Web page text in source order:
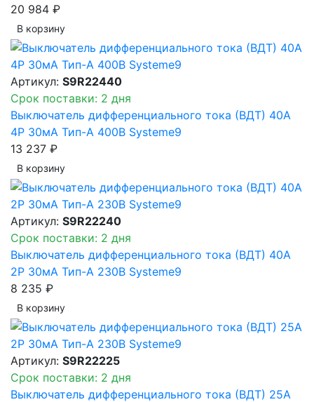
20 984 ₽
В корзинy
Артикул: S9R22440
Срок поставки: 2 дня
Выключатель дифференциального тока (ВДТ) 40A
4P 30мА Тип-A 400В Systeme9
13 237 ₽
В корзинy
Артикул: S9R22240
Срок поставки: 2 дня
Выключатель дифференциального тока (ВДТ) 40A
2P 30мА Тип-A 230В Systeme9
8 235 ₽
В корзинy
Артикул: S9R22225
Срок поставки: 2 дня
Выключатель дифференциального тока (ВДТ) 25A